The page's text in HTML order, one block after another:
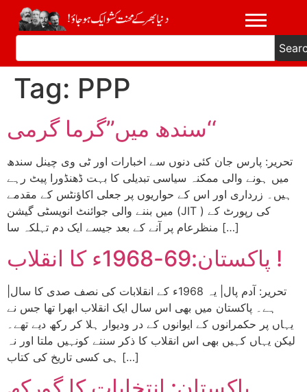
Tag: PPP
سندھ میں’’گرما گرمی‘‘
تحریر: پارس جان کئی دنوں سے اخبارات اور ٹی وی چینل سندھ
میں ہونے والی ممکنہ سیاسی تبدیلی کا بہت ڈھنڈورا پیٹ رہے
ہیں۔ زرداری اور اس کے حواریوں پر جعلی اکاؤنٹس کے مقدمے
میں بننے والی جوائنٹ انویسٹی گیشن (JIT ) کی رپورٹ کے
منظرعام پر آنے کے بعد جیسے ایک دم تہلکہ سا […]
پاکستان:69-1968ء کا انقلاب !
ہے۔ پاکستان میں بھی اس سال ایک انقلاب ابھرا تھا جس نے
یہاں پر حکمرانوں کے ایوانوں کے در ودیوار ہلا کر رکھ دیے تھے۔
لیکن یہاں کہیں بھی اس انقلاب کا ذکر سننے کونہیں ملتا اور نہ
ہی کسی تاریخ کی کتاب […]